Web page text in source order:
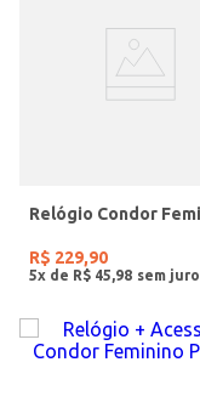
R$ 229,90
5x de R$ 45 98